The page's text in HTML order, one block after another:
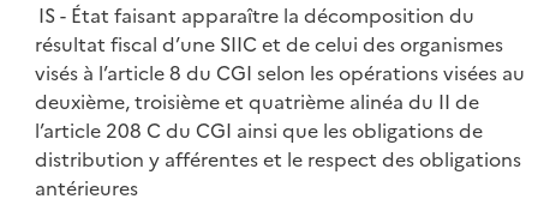
IS - État faisant apparaître la décomposition du
résultat fiscal d’une SIIC et de celui des organismes
visés à l’article 8 du CGI selon les opérations visées au
deuxième, troisième et quatrième alinéa du II de
l’article 208 C du CGI ainsi que les obligations de
distribution y afférentes et le respect des obligations
antérieures